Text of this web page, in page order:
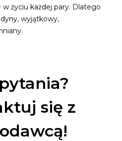
życiu każdej pary. Dlatego
wyjątkowy,
się z